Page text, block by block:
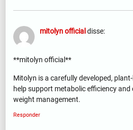
mitolyn official disse:
**mitolyn official**
Mitolyn is a carefully developed,
help support metabolic efficiency
weight management.
Responder